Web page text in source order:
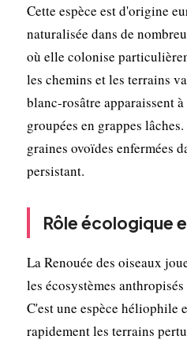
Cette espèce est d'origine
naturalisée dans de
où elle colonise
les chemins et les terrains
blanc-rosâtre apparaissent
groupées en grappes
graines ovoïdes enfermées
persistant.
Rôle écologique
La Renouée des oiseaux
les écosystèmes
C'est une espèce
rapidement les terrains